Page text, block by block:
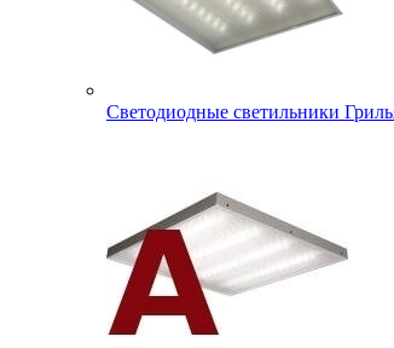
Светодиодные светильники